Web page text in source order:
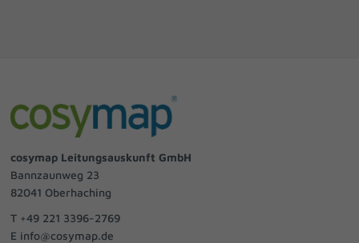
cosymap Leitungsauskunft GmbH
Bannzaunweg 23
82041 Oberhaching
T +49 221 3396-2769
E info@cosymap.de